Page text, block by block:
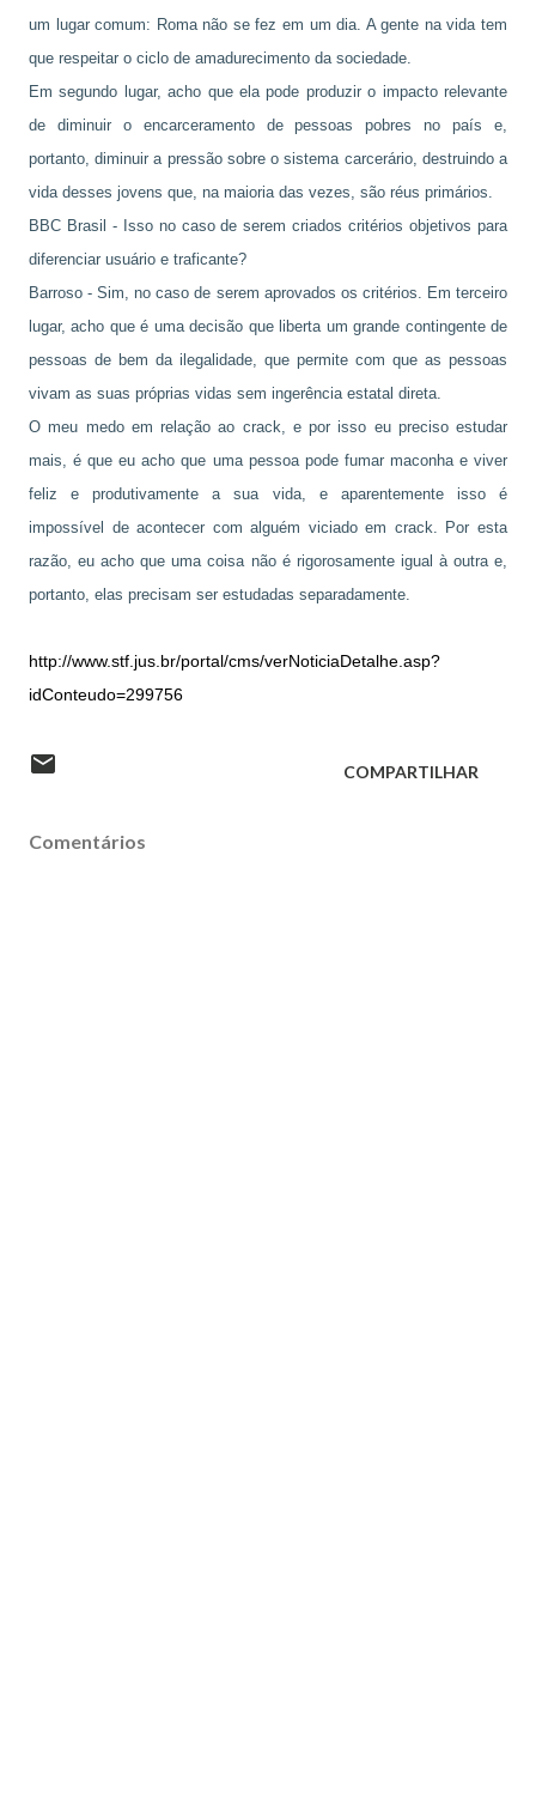
um lugar comum: Roma não se fez em um dia. A gente na vida tem
que respeitar o ciclo de amadurecimento da sociedade.
Em segundo lugar, acho que ela pode produzir o impacto relevante
de diminuir o encarceramento de pessoas pobres no país e,
portanto, diminuir a pressão sobre o sistema carcerário, destruindo a
vida desses jovens que, na maioria das vezes, são réus primários.
BBC Brasil - Isso no caso de serem criados critérios objetivos para
diferenciar usuário e traficante?
Barroso - Sim, no caso de serem aprovados os critérios. Em terceiro
lugar, acho que é uma decisão que liberta um grande contingente de
pessoas de bem da ilegalidade, que permite com que as pessoas
vivam as suas próprias vidas sem ingerência estatal direta.
O meu medo em relação ao crack, e por isso eu preciso estudar
mais, é que eu acho que uma pessoa pode fumar maconha e viver
feliz e produtivamente a sua vida, e aparentemente isso é
impossível de acontecer com alguém viciado em crack. Por esta
razão, eu acho que uma coisa não é rigorosamente igual à outra e,
portanto, elas precisam ser estudadas separadamente.
http://www.stf.jus.br/portal/cms/verNoticiaDetalhe.asp?
idConteudo=299756
COMPARTILHAR
Comentários